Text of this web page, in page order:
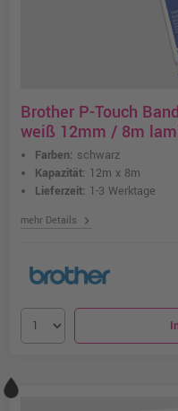
Brother P-Touch
weiß 12mm / 8m
Farben: schwarz
Kapazität: 12m x 8m
Lieferzeit: 1-3 Werktage
mehr Details chevron_right